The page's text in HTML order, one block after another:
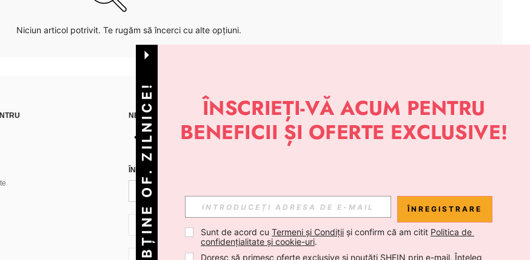
Niciun articol potrivit. Te rugăm să încerci cu alte opțiuni.
NE GĂSEȘTI PE APLICAȚIE
ÎNREGISTREAZĂ-TE PENTRU A PRIMI NOUTĂȚI DESPRE STIL DE LA SHEIN
RO + 40 Abonare
OBȚINE OF. ZILNICE! ÎNREGISTRARE
Sunt de acord cu Termeni și Condiții și confirm că am citit Politica de
confidențialitate și cookie-uri.
Doresc să primesc oferte exclusive și noutăți SHEIN prin e-mail. Înțeleg